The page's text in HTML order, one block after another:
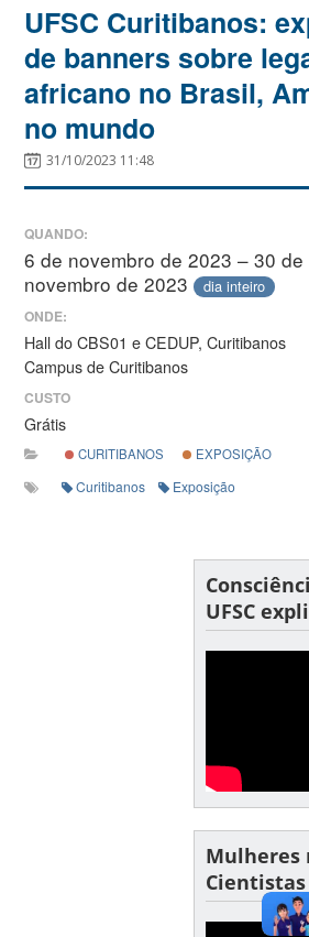
UFSC Curitibanos:
de banners sobre
africano no Brasil,
no mundo
31/10/2023 11:48
QUANDO:
6 de novembro de 2023 – 30 de
novembro de 2023 dia inteiro
ONDE:
Hall do CBS01 e CEDUP, Curitibanos
Campus de Curitibanos
CUSTO
Grátis
CURITIBANOS EXPOSIÇÃO
Curitibanos Exposição
UFSC
Mulheres